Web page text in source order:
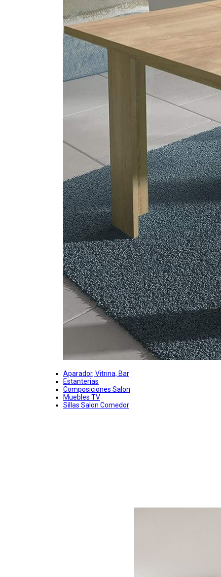
Aparador, Vitrina, Bar
Estanterias
Composiciones Salon
Muebles TV
Sillas Salon Comedor